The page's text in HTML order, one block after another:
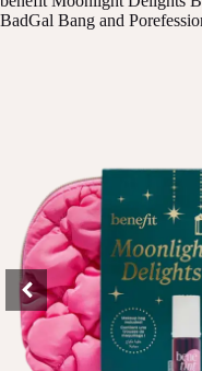
BadGal Bang and